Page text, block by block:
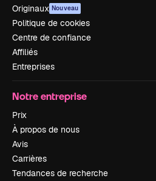
Originaux Nouveau
Politique de cookies
Centre de confiance
Affiliés
Entreprises
Notre entreprise
Prix
À propos de nous
Avis
Carrières
Tendances de recherche